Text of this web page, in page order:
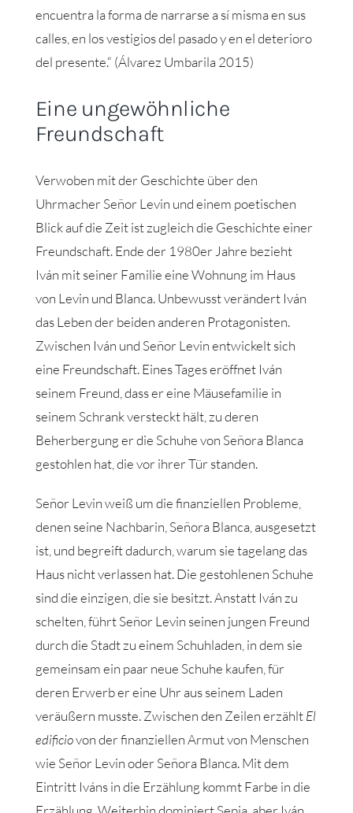
encuentra la forma de narrarse a sí misma en sus
calles, en los vestigios del pasado y en el deterioro
del presente.“ (Álvarez Umbarila 2015)
Eine ungewöhnliche
Freundschaft
Verwoben mit der Geschichte über den
Uhrmacher Señor Levin und einem poetischen
Blick auf die Zeit ist zugleich die Geschichte einer
Freundschaft. Ende der 1980er Jahre bezieht
Iván mit seiner Familie eine Wohnung im Haus
von Levin und Blanca. Unbewusst verändert Iván
das Leben der beiden anderen Protagonisten.
Zwischen Iván und Señor Levin entwickelt sich
eine Freundschaft. Eines Tages eröffnet Iván
seinem Freund, dass er eine Mäusefamilie in
seinem Schrank versteckt hält, zu deren
Beherbergung er die Schuhe von Señora Blanca
gestohlen hat, die vor ihrer Tür standen.
Señor Levin weiß um die finanziellen Probleme,
denen seine Nachbarin, Señora Blanca, ausgesetzt
ist, und begreift dadurch, warum sie tagelang das
Haus nicht verlassen hat. Die gestohlenen Schuhe
sind die einzigen, die sie besitzt. Anstatt Iván zu
schelten, führt Señor Levin seinen jungen Freund
durch die Stadt zu einem Schuhladen, in dem sie
gemeinsam ein paar neue Schuhe kaufen, für
deren Erwerb er eine Uhr aus seinem Laden
veräußern musste. Zwischen den Zeilen erzähltEl
edificiovon der finanziellen Armut von Menschen
wie Señor Levin oder Señora Blanca. Mit dem
Eintritt Iváns in die Erzählung kommt Farbe in die